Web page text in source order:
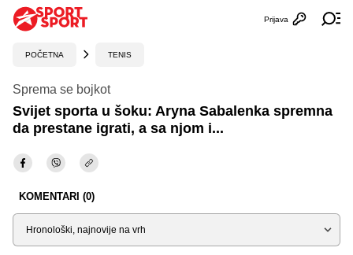
Otvori
Prijava
POČETNA TENIS
Sprema se bojkot
Svijet sporta u šoku: Aryna Sabalenka spremna
da prestane igrati, a sa njom i...
KOMENTARI (0)
Sortiraj